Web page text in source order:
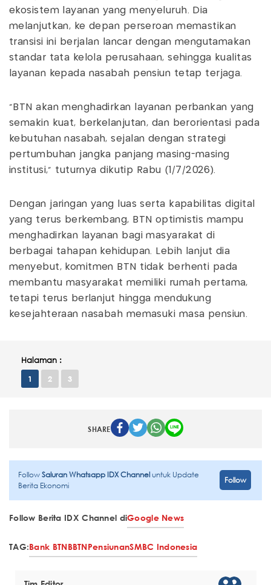
ekosistem layanan yang menyeluruh. Dia
melanjutkan, ke depan perseroan memastikan
transisi ini berjalan lancar dengan mengutamakan
standar tata kelola perusahaan, sehingga kualitas
layanan kepada nasabah pensiun tetap terjaga.
"BTN akan menghadirkan layanan perbankan yang
semakin kuat, berkelanjutan, dan berorientasi pada
kebutuhan nasabah, sejalan dengan strategi
pertumbuhan jangka panjang masing-masing
institusi," tuturnya dikutip Rabu (1/7/2026).
Dengan jaringan yang luas serta kapabilitas digital
yang terus berkembang, BTN optimistis mampu
menghadirkan layanan bagi masyarakat di
berbagai tahapan kehidupan. Lebih lanjut dia
menyebut, komitmen BTN tidak berhenti pada
membantu masyarakat memiliki rumah pertama,
tetapi terus berlanjut hingga mendukung
kesejahteraan nasabah memasuki masa pensiun.
Halaman :
1 2 3
SHARE
FollowSaluran Whatsapp IDX Channeluntuk Update
Berita Ekonomi
Follow
Follow Berita IDX Channel diGoogle News
TAG:Bank BTNBBTNPensiunanSMBC Indonesia